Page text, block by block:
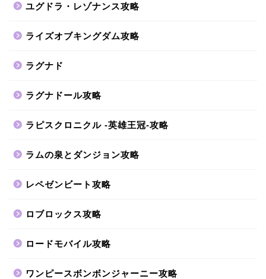
ユグドラ・レゾナンス攻略
ライズオブキングダム攻略
ラグナド
ラグナドール攻略
ラピスクロニクル -英雄王冠-攻略
ラムの泉とダンジョン攻略
レペゼンビート攻略
ロブロックス攻略
ロードモバイル攻略
ワンピースボンボンジャーニー攻略